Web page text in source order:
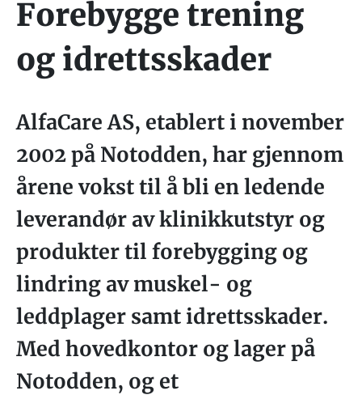
Forebygge trening
og idrettsskader
AlfaCare AS, etablert i november
2002 på Notodden, har gjennom
årene vokst til å bli en ledende
leverandør av klinikkutstyr og
produkter til forebygging og
lindring av muskel- og
leddplager samt idrettsskader.
Med hovedkontor og lager på
Notodden, og et